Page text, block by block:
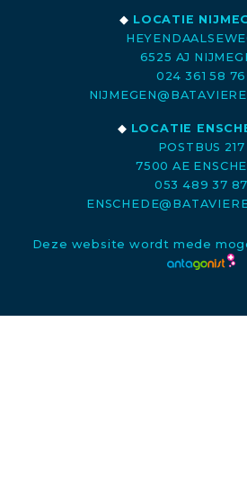
◆ LOCATIE
6525 AJ
024 361 58 76
◆ LOCATIE
POSTBUS 217
7500 AE
053 489 37 87
Deze website wordt mede